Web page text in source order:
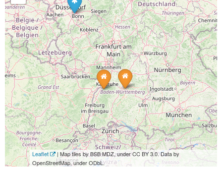
Leaflet
| Map tiles by BSB MDZ, under CC BY 3.0. Data by
OpenStreetMap, under ODbL.